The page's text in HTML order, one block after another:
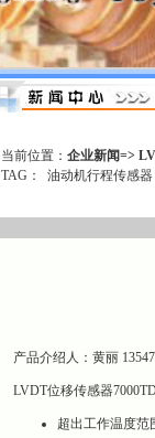
当前位置：企业新闻=>
TAG：油动机行程传感器
产品介绍人：黄丽
LVDT位移传感器
超出工作温度范